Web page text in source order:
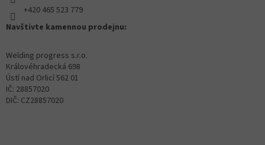
+420 465 523 779
Navštivte kamennou prodejnu:
Welding progress s.r.o.
Královéhradecká 698
Ústí nad Orlicí 562 01
IČ: 28857020
DIČ: CZ28857020